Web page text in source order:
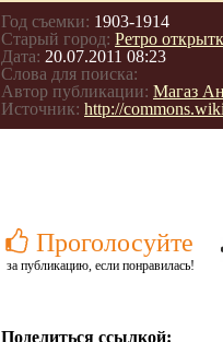
Год съемки: 1903-1914
Старый город: Ретро
Дата: 20.07.2011 08:23
Слова для поиска:
Автор публикации: Магаз
Источник: http://
Проголосуйте
за публикацию, если понравилась!
Поделиться ссылкой: